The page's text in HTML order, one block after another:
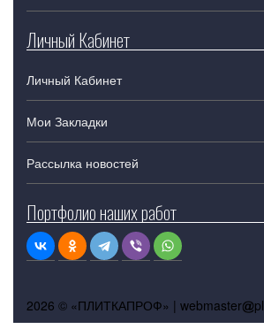
Личный Кабинет
Личный Кабинет
Мои Закладки
Рассылка новостей
Портфолио наших работ
2026 © «ПЛИТКАПРОФ» | webmaster